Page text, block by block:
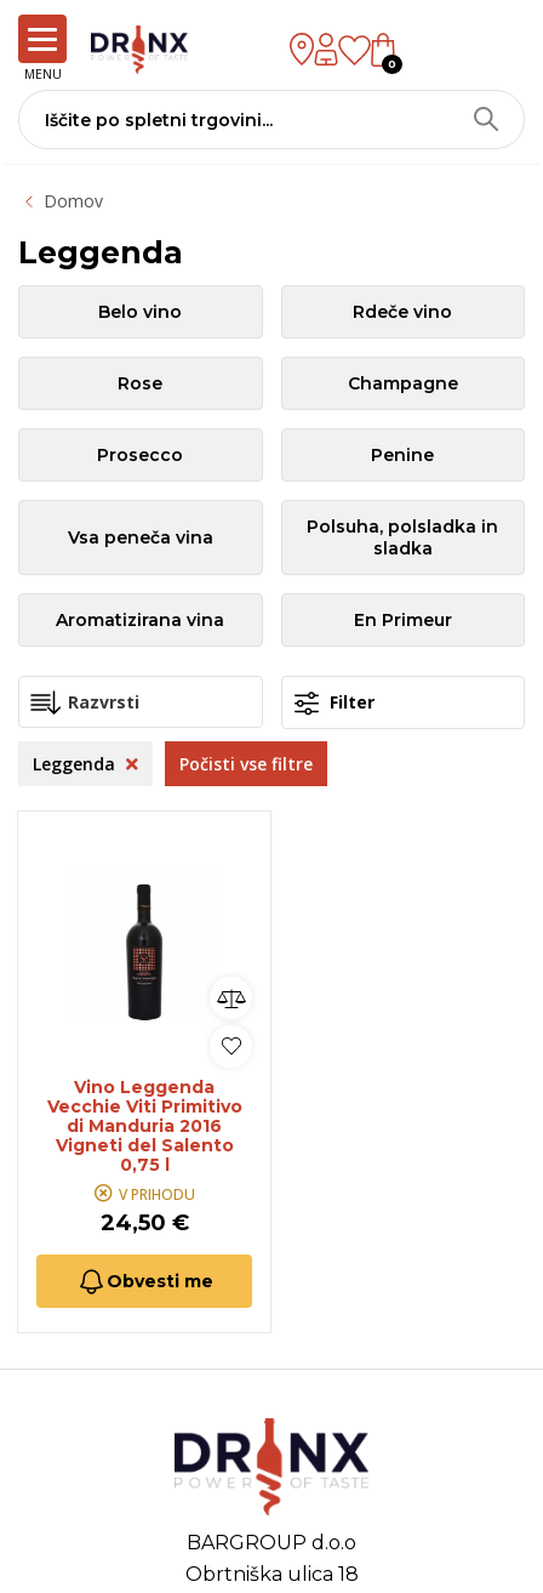
MENU
0
Domov
Leggenda
Belo vino Rdeče vino
Rose Champagne
Prosecco Penine
Vsa peneča vina
Polsuha, polsladka in
sladka
Aromatizirana vina En Primeur
Filter
Leggenda Počisti vse filtre
Vino Leggenda
Vecchie Viti Primitivo
di Manduria 2016
Vigneti del Salento
0,75 l
V PRIHODU
24,50 €
Obvesti me
BARGROUP d.o.o
Obrtniška ulica 18